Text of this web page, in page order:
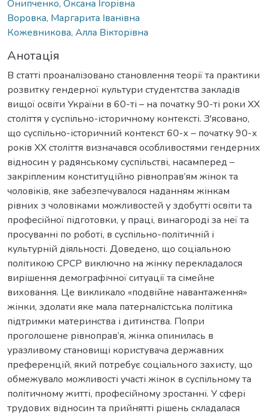
Онипченко, Оксана Ігорівна
Воровка, Маргарита Іванівна
Кожевникова, Алла Вікторівна
Анотація
В статті проаналізовано становлення теорії та практики
розвитку гендерної культури студентства закладів
вищої освіти України в 60-ті – на початку 90-ті роки ХХ
століття у суспільно-історичному контексті. З'ясовано,
що суспільно-історичний контекст 60-х – початку 90-х
років ХХ століття визначався особливостями гендерних
відносин у радянському суспільстві, насамперед –
закріпленим конституційно рівноправ’ям жінок та
чоловіків, яке забезпечувалося наданням жінкам
рівних з чоловіками можливостей у здобутті освіти та
професійної підготовки, у праці, винагороді за неї та
просуванні по роботі, в суспільно-політичній і
культурній діяльності. Доведено, що соціальною
політикою СРСР виключно на жінку перекладалося
вирішення демографічної ситуації та сімейне
виховання. Це викликало «подвійне навантаження»
жінки, здолати яке мала патерналістська політика
підтримки материнства і дитинства. Попри
проголошене рівноправ’я, жінка опинилась в
уразливому становищі користувача державних
преференцій, який потребує соціального захисту, що
обмежувало можливості участі жінок в суспільному та
політичному житті, професійному зростанні. У сфері
трудових відносин та прийнятті рішень складалася